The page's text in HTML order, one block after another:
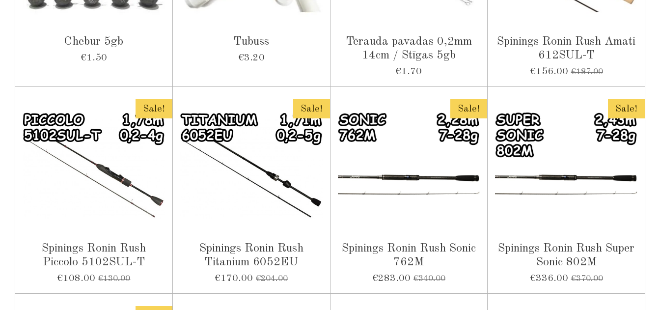
Chebur 5gb
€1.50
Tubuss
€3.20
Tērauda pavadas 0,2mm
14cm / Stīgas 5gb
€1.70
Spinings Ronin Rush Amati
612SUL-T
€156.00 €187.00
Sale!
Spinings Ronin Rush
Piccolo 5102SUL-T
€108.00 €130.00
Sale!
Spinings Ronin Rush
Titanium 6052EU
€170.00 €204.00
Sale!
Spinings Ronin Rush Sonic
762M
€283.00 €340.00
Sale!
Spinings Ronin Rush Super
Sonic 802M
€336.00 €370.00